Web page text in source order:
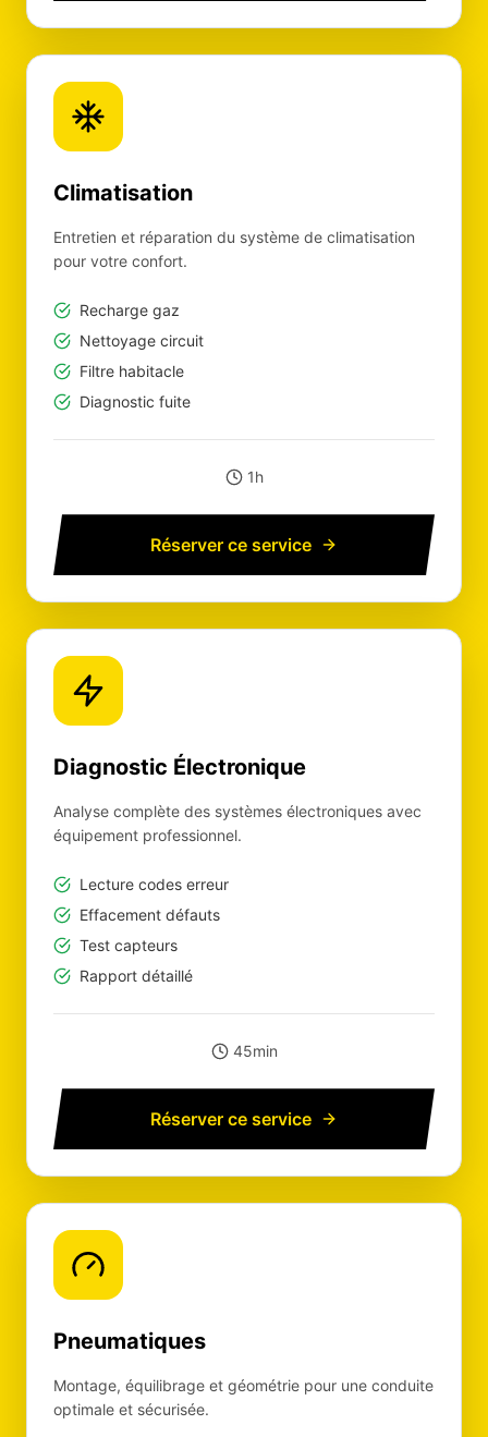
Climatisation
Entretien et réparation du système de climatisation
pour votre confort.
Recharge gaz
Nettoyage circuit
Filtre habitacle
Diagnostic fuite
1h
Réserver ce service
Diagnostic Électronique
Analyse complète des systèmes électroniques avec
équipement professionnel.
Lecture codes erreur
Effacement défauts
Test capteurs
Rapport détaillé
45min
Réserver ce service
Pneumatiques
Montage, équilibrage et géométrie pour une conduite
optimale et sécurisée.